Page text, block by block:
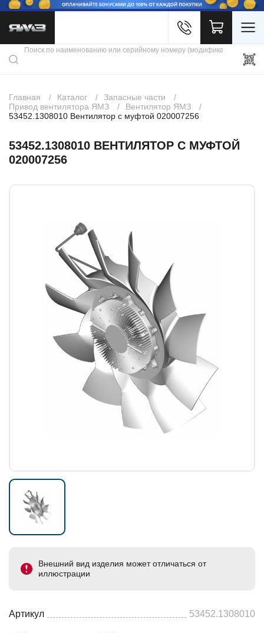
Каталог продукции
Скидки
Контакты
Главная Каталог
Запасные части
Привод вентилятора ЯМЗ
Вентилятор ЯМЗ
53452.1308010 Вентилятор с муфтой 020007256
53452.1308010 ВЕНТИЛЯТОР С МУФТОЙ
020007256
Внешний вид изделия может отличаться от
иллюстрации
Артикул 53452.1308010